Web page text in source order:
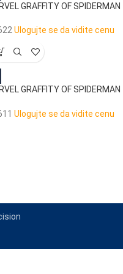
GRAFFITY OF SPIDERMAN
Ulogujte se da vidite cenu
GRAFFITY OF SPIDERMAN
Ulogujte se da vidite cenu